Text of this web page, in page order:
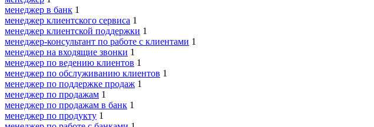
менеджер в банк 1
менеджер клиентского сервиса 1
менеджер клиентской поддержки 1
менеджер-консультант по работе с клиентами 1
менеджер на входящие звонки 1
менеджер по ведению клиентов 1
менеджер по обслуживанию клиентов 1
менеджер по поддержке продаж 1
менеджер по продажам 1
менеджер по продажам в банк 1
менеджер по продукту 1